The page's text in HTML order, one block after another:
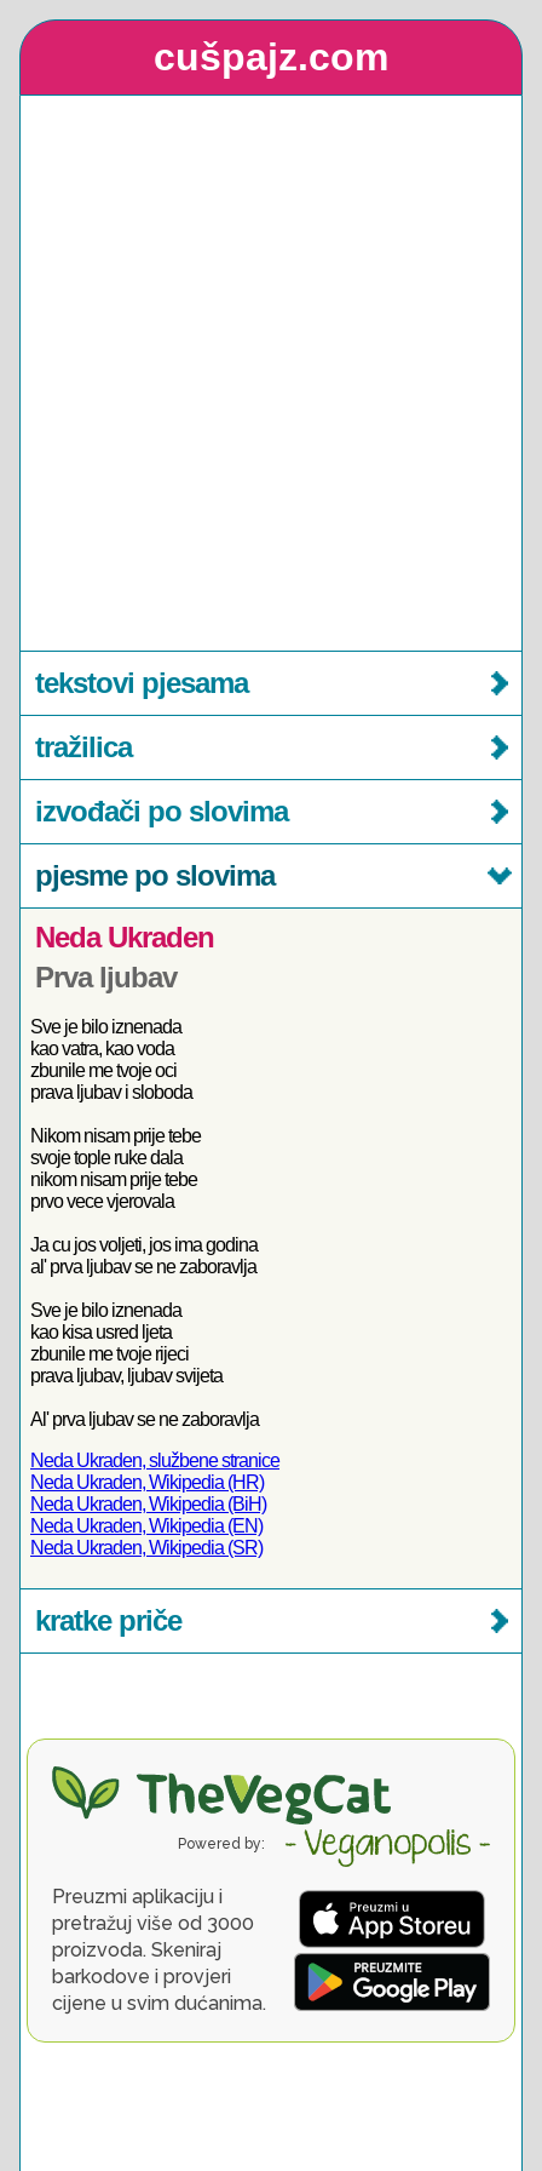
cušpajz.com
tekstovi pjesama
tražilica
izvođači po slovima
pjesme po slovima
Neda Ukraden
Prva ljubav
Sve je bilo iznenada
kao vatra, kao voda
zbunile me tvoje oci
prava ljubav i sloboda
Nikom nisam prije tebe
svoje tople ruke dala
nikom nisam prije tebe
prvo vece vjerovala
Ja cu jos voljeti, jos ima godina
al' prva ljubav se ne zaboravlja
Sve je bilo iznenada
kao kisa usred ljeta
zbunile me tvoje rijeci
prava ljubav, ljubav svijeta
Al' prva ljubav se ne zaboravlja
Neda Ukraden, službene stranice
Neda Ukraden, Wikipedia (HR)
Neda Ukraden, Wikipedia (BiH)
Neda Ukraden, Wikipedia (EN)
Neda Ukraden, Wikipedia (SR)
kratke priče